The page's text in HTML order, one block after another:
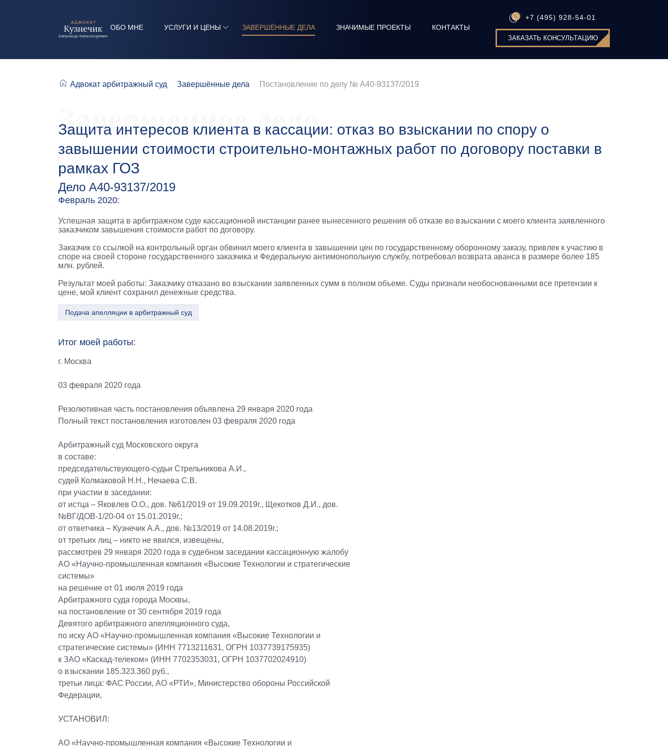
ОБО МНЕ УСЛУГИ И ЦЕНЫ ЗАВЕРШЁННЫЕ ДЕЛА ЗНАЧИМЫЕ ПРОЕКТЫ КОНТАКТЫ
+7 (495) 928-54-01
ЗАКАЗАТЬ КОНСУЛЬТАЦИЮ
Адвокат арбитражный суд Завершённые дела Постановление по делу № А40-93137/2019
Защита интересов клиента в кассации: отказ во взыскании по спору о
завышении стоимости строительно-монтажных работ по договору поставки в
рамках ГОЗ
Дело А40-93137/2019
Февраль 2020:
Завершенное дело
Успешная защита в арбитражном суде кассационной инстанции ранее вынесенного решения об отказе во взыскании с моего клиента заявленного
заказчиком завышения стоимости работ по договору.
Заказчик со ссылкой на контрольный орган обвинил моего клиента в завышении цен по государственному оборонному заказу, привлек к участию в
споре на своей стороне государственного заказчика и Федеральную антимонопольную службу, потребовал возврата аванса в размере более 185
млн. рублей.
Результат моей работы: Заказчику отказано во взыскании заявленных сумм в полном объеме. Суды признали необоснованными все претензии к
цене, мой клиент сохранил денежные средства.
Подача апелляции в арбитражный суд
Итог моей работы:
г. Москва
03 февраля 2020 года
Резолютивная часть постановления объявлена 29 января 2020 года
Полный текст постановления изготовлен 03 февраля 2020 года
Арбитражный суд Московского округа
в составе:
председательствующего-судьи Стрельникова А.И.,
судей Колмаковой Н.Н., Нечаева С.В.
при участии в заседании:
от истца – Яковлев О.О., дов. №61/2019 от 19.09.2019г., Щекотков Д.И., дов.
№ВГ/ДОВ-1/20-04 от 15.01.2019г.;
от ответчика – Кузнечик А.А., дов. №13/2019 от 14.08.2019г.;
от третьих лиц – никто не явился, извещены,
рассмотрев 29 января 2020 года в судебном заседании кассационную жалобу
АО «Научно-промышленная компания «Высокие Технологии и стратегические
системы»
на решение от 01 июля 2019 года
Арбитражного суда города Москвы,
на постановление от 30 сентября 2019 года
Девятого арбитражного апелляционного суда,
по иску АО «Научно-промышленная компания «Высокие Технологии и
стратегические системы» (ИНН 7713211631, ОГРН 1037739175935)
к ЗАО «Каскад-телеком» (ИНН 7702353031, ОГРН 1037702024910)
о взыскании 185.323.360 руб.,
третьи лица: ФАС России, АО «РТИ», Министерство обороны Российской
Федерации,
УСТАНОВИЛ:
АО «Научно-промышленная компания «Высокие Технологии и